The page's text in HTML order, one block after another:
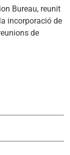
Bureau, reunit
incorporació de
de